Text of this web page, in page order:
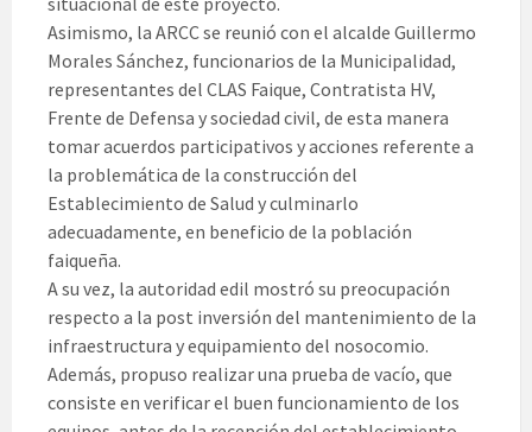
Asimismo, la ARCC se reunió con el alcalde Guillermo
Morales Sánchez, funcionarios de la Municipalidad,
representantes del CLAS Faique, Contratista HV,
Frente de Defensa y sociedad civil, de esta manera
tomar acuerdos participativos y acciones referente a
la problemática de la construcción del
Establecimiento de Salud y culminarlo
adecuadamente, en beneficio de la población
faiqueña.
A su vez, la autoridad edil mostró su preocupación
respecto a la post inversión del mantenimiento de la
infraestructura y equipamiento del nosocomio.
Además, propuso realizar una prueba de vacío, que
consiste en verificar el buen funcionamiento de los